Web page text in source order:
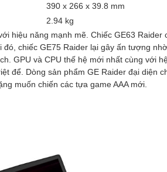
390 x 266 x 39.8 mm
2.94 kg
hiệu năng mạnh mẽ. Chiếc GE63 Raider
chiếc GE75 Raider lại gây ấn tượng
GPU và CPU thế hệ mới nhất cùng với
để. Dòng sản phẩm GE Raider đại diện
muốn chiến các tựa game AAA mới.